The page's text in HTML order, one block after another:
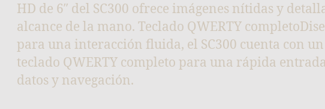
HD de 6″ del SC300 ofrece imágenes nítidas y
alcance de la mano. Teclado QWERTY
para una interacción fluida, el SC300 cuenta con un
teclado QWERTY completo para una rápida
datos y navegación.